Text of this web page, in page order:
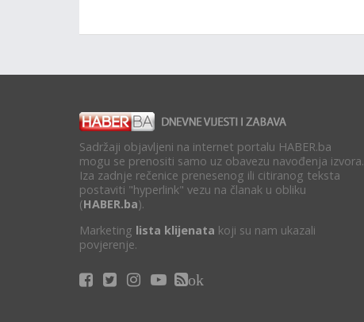
Sadržaji objavljeni na internet portalu HABER.ba
mogu se prenositi samo uz obavezu navođenja izvora.
Iza zadnje rečenice prenesenog ili citiranog teksta
postaviti "hyperlink" vezu na članak u obliku
(HABER.ba).
Marketing lista klijenata koji su nam ukazali
povjerenje.
ok